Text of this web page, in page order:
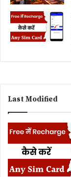
Last Modified